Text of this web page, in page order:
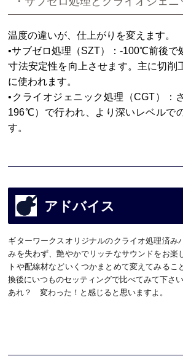
温度の違いが、仕上がりを変えます。
•サブゼロ処理（SZT）：-100℃前後で
寸法安定性を向上させます。主に切削
に使われます。
•クライオジェニック処理（CGT）：
196℃）で行われ、より深いレベルで
す。
アドバイス
ギターワークスオリジナルのクライオ処理済み
みを失わず、艶やかでリッチなサウンドをお楽
トや配線材などいくつかまとめて変えてみるこ
換後にいつものセッティングで比べてみて下さい
あれ？ 変わった！と感じると思いますよ。